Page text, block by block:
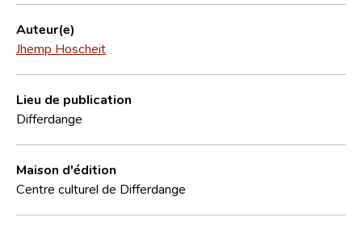
Équipe scientifique
Contact
Auteur(e)
Jhemp Hoscheit
Lieu de publication
Differdange
Maison d'édition
Centre culturel de Differdange